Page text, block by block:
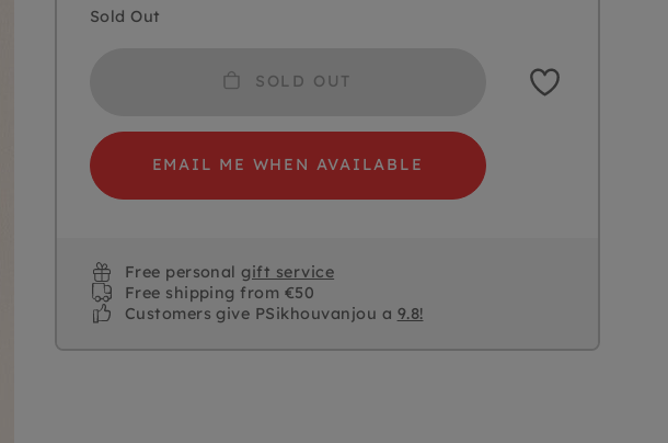
Sold Out
SOLD OUT
EMAIL ME WHEN AVAILABLE
Free personalgift service
Free shipping from €50
Customers give PSikhouvanjou a 9.8!